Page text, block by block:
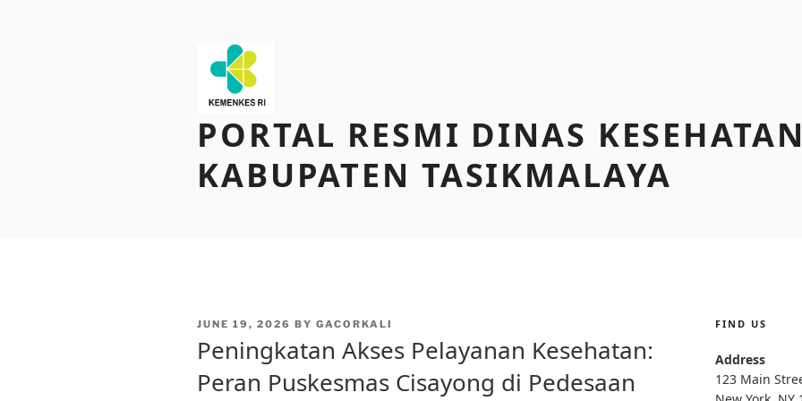
PORTAL RESMI DINAS KESEHATAN
KABUPATEN TASIKMALAYA
POSTED
JUNE 19, 2026 BY GACORKALI
Peningkatan Akses Pelayanan Kesehatan:
Peran Puskesmas Cisayong di Pedesaan
FIND US
Address
123 Main